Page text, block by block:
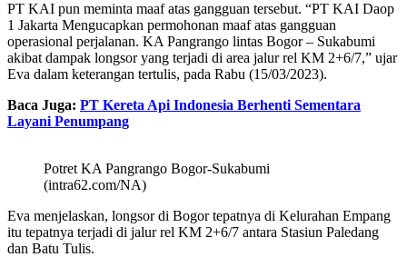
PT KAI pun meminta maaf atas gangguan tersebut. “PT KAI Daop
1 Jakarta Mengucapkan permohonan maaf atas gangguan
operasional perjalanan. KA Pangrango lintas Bogor – Sukabumi
akibat dampak longsor yang terjadi di area jalur rel KM 2+6/7,” ujar
Eva dalam keterangan tertulis, pada Rabu (15/03/2023).
Baca Juga: PT Kereta Api Indonesia Berhenti Sementara
Layani Penumpang
Potret KA Pangrango Bogor-Sukabumi
(intra62.com/NA)
Eva menjelaskan, longsor di Bogor tepatnya di Kelurahan Empang
itu tepatnya terjadi di jalur rel KM 2+6/7 antara Stasiun Paledang
dan Batu Tulis.